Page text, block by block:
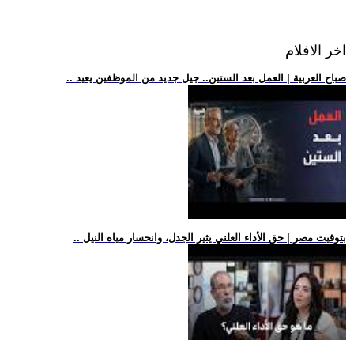
اخر الافلام
.. صباح العربية | العمل بعد الستين.. جيل جديد من الموظفين يعيد
.. بتوقيت مصر | حق الأداء العلني يثير الجدل، وانحسار مياه النيل